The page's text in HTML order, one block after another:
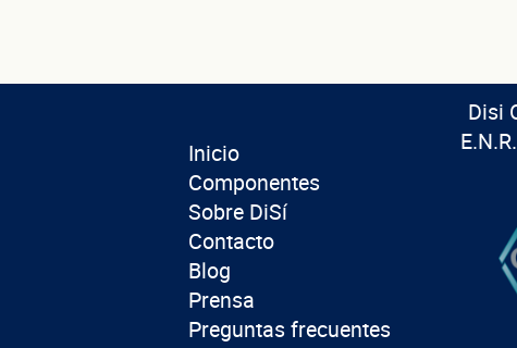
Inicio
Componentes
Sobre DiSí
Contacto
Blog
Prensa
Preguntas frecuentes
Disi